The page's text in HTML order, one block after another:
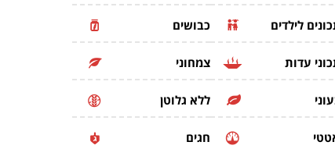
לילדים כבושים
עדות צמחוני
ללא גלוטן
חגים